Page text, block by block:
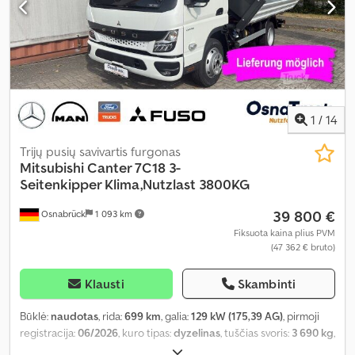
1 / 14
Osnabrück 1 093 km
Trijų pusių savivartis furgonas
MitsubishiCanter 7C18 3-
Seitenkipper Klima,Nutzlast 3800KG
39 800 €
Fiksuota kaina plius PVM
(47 362 € bruto)
Klausti Skambinti
Būklė: naudotas, rida:699 km, galia:129 kW (175,39 AG), pirmoji
registracija:06/2026, kuro tipas:dyzelinas, tuščias svoris: 3 690 kg,
3 800 kg